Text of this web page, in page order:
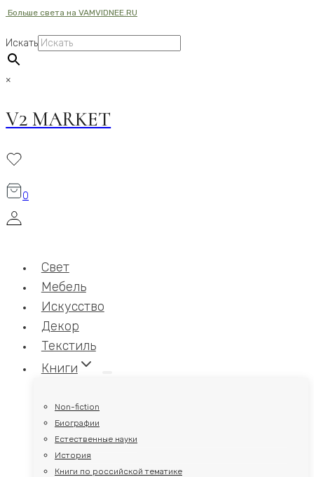
Перейти
содержимому
Больше света на VAMVIDNEE.RU
Искать
×
V2 MARKET
0
Свет
Мебель
Искусство
Декор
Текстиль
Книги
Non-fiction
Биографии
Естественные науки
История
Книги по российской тематике